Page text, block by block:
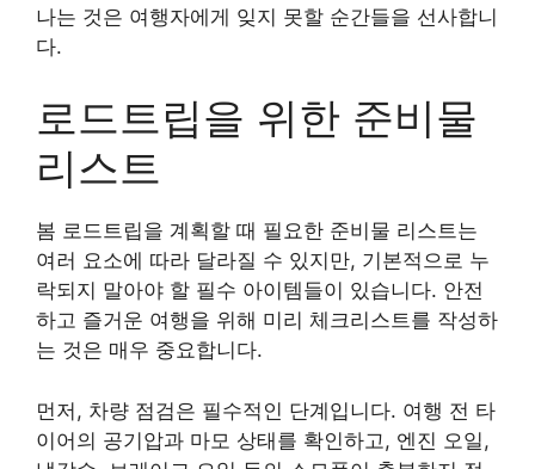
나는 것은 여행자에게 잊지 못할 순간들을 선사합니
다.
로드트립을 위한 준비물
리스트
봄 로드트립을 계획할 때 필요한 준비물 리스트는
여러 요소에 따라 달라질 수 있지만, 기본적으로 누
락되지 말아야 할 필수 아이템들이 있습니다. 안전
하고 즐거운 여행을 위해 미리 체크리스트를 작성하
는 것은 매우 중요합니다.
먼저, 차량 점검은 필수적인 단계입니다. 여행 전 타
이어의 공기압과 마모 상태를 확인하고, 엔진 오일,